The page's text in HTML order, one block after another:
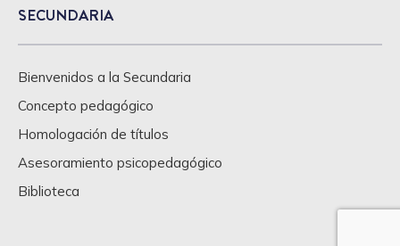
SECUNDARIA
Bienvenidos a la Secundaria
Concepto pedagógico
Homologación de títulos
Asesoramiento psicopedagógico
Biblioteca